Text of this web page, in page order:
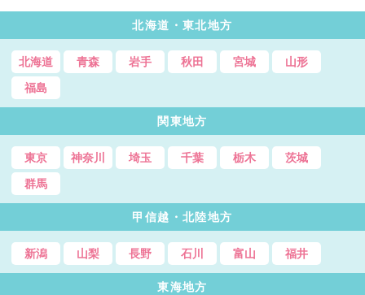
北海道・東北地方
北海道 青森 岩手 秋田 宮城
山形
福島
関東地方
東京 神奈川 埼玉 千葉 栃木
茨城
群馬
甲信越・北陸地方
新潟 山梨 長野 石川 富山 福井
東海地方